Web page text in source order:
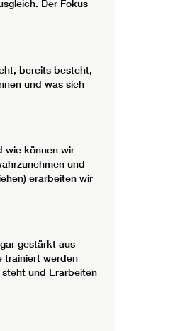
Der Fokus
bereits besteht,
und was sich
wie können wir
und
erarbeiten wir
gestärkt aus
trainiert werden
steht und Erarbeiten